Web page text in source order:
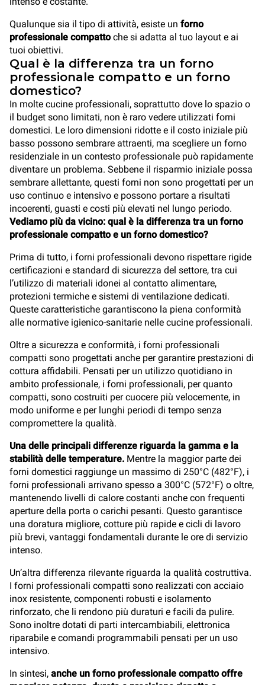
Qualunque sia il tipo di attività, esiste un forno
professionale compattoche si adatta al tuo layout e ai
tuoi obiettivi.
Qual è la differenza tra un forno
professionale compatto e un forno
domestico?
In molte cucine professionali, soprattutto dove lo spazio o
il budget sono limitati, non è raro vedere utilizzati forni
domestici. Le loro dimensioni ridotte e il costo iniziale più
basso possono sembrare attraenti, ma scegliere un forno
residenziale in un contesto professionale può rapidamente
diventare un problema. Sebbene il risparmio iniziale possa
sembrare allettante, questi forni non sono progettati per un
uso continuo e intensivo e possono portare a risultati
incoerenti, guasti e costi più elevati nel lungo periodo.
Vediamo più da vicino: qual è la differenza tra un forno
professionale compatto e un forno domestico?
Prima di tutto, i forni professionali devono rispettare rigide
certificazioni e standard di sicurezza del settore, tra cui
l’utilizzo di materiali idonei al contatto alimentare,
protezioni termiche e sistemi di ventilazione dedicati.
Queste caratteristiche garantiscono la piena conformità
alle normative igienico-sanitarie nelle cucine professionali.
Oltre a sicurezza e conformità, i forni professionali
compatti sono progettati anche per garantire prestazioni di
cottura affidabili. Pensati per un utilizzo quotidiano in
ambito professionale, i forni professionali, per quanto
compatti, sono costruiti per cuocere più velocemente, in
modo uniforme e per lunghi periodi di tempo senza
compromettere la qualità.
Una delle principali differenze riguarda la gamma e la
stabilità delle temperature. Mentre la maggior parte dei
forni domestici raggiunge un massimo di 250°C (482°F), i
forni professionali arrivano spesso a 300°C (572°F) o oltre,
mantenendo livelli di calore costanti anche con frequenti
aperture della porta o carichi pesanti. Questo garantisce
una doratura migliore, cotture più rapide e cicli di lavoro
più brevi, vantaggi fondamentali durante le ore di servizio
intenso.
Un’altra differenza rilevante riguarda la qualità costruttiva.
I forni professionali compatti sono realizzati con acciaio
inox resistente, componenti robusti e isolamento
rinforzato, che li rendono più duraturi e facili da pulire.
Sono inoltre dotati di parti intercambiabili, elettronica
riparabile e comandi programmabili pensati per un uso
intensivo.
In sintesi, anche un forno professionale compatto offre